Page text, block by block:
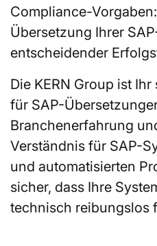
Compliance-
Übersetzung Ihrer
entscheidender
Die KERN Group ist
für SAP-
Branchenerfahrung
Verständnis für SAP-
und automatisierten
sicher, dass Ihre
technisch reibungslos